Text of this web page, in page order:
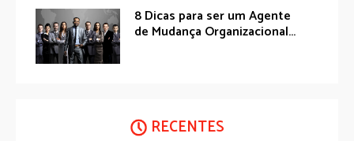
8 Dicas para ser um Agente
de Mudança Organizacional...
RECENTES